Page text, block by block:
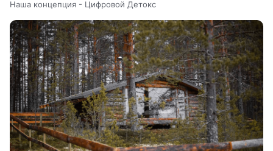
Наша концепция - Цифровой Детокс